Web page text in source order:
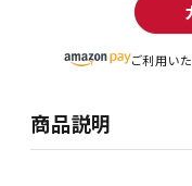
ご利用いた
商品説明